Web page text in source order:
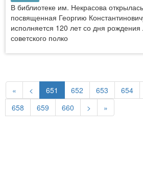
В библиотеке им. Некрасова
посвященная Георгию
исполняется 120 лет со дня рождения
советского полко
« < 651 652 653 654
658
659 660 > »